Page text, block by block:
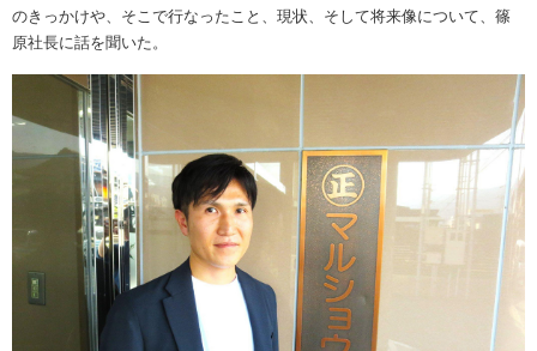
のきっかけや、そこで行なったこと、現状、そして将来像について、篠
原社長に話を聞いた。